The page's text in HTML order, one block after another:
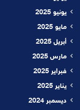
يونيو 2025
مايو 2025
أبريل 2025
مارس 2025
فبراير 2025
يناير 2025
ديسمبر 2024